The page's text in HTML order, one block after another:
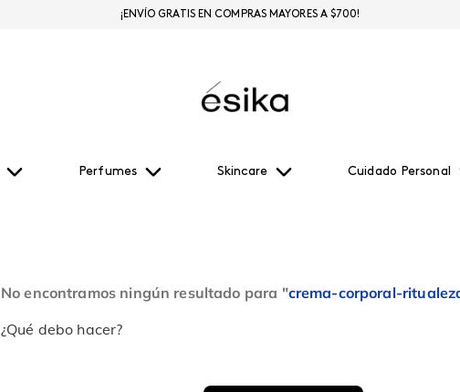
Perfumes Skincare Cuidado Personal
¡ENVÍO GRATIS EN COMPRAS MAYORES A $700!
No encontramos ningún resultado para "crema-corporal-
¿Qué debo hacer?